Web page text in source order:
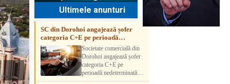
Ultimele anunturi
SC din Dorohoi angajează șofer
categoria C+E pe perioadă
nedeterminatăSocietate comercială din
Dorohoi angajează șofer
categoria C+E pe
perioadă nedeterminată.
Candidatul trebuie să